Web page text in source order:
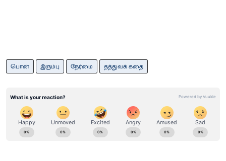
பொன் இரும்பு நேர்மை தத்துவக் கதை